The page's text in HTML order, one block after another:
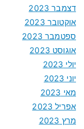
דצמבר 2023
אוקטובר 2023
ספטמבר 2023
אוגוסט 2023
יולי 2023
יוני 2023
מאי 2023
אפריל 2023
מרץ 2023